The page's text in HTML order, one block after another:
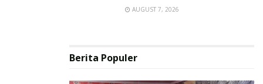
AUGUST 7, 2026
Berita Populer